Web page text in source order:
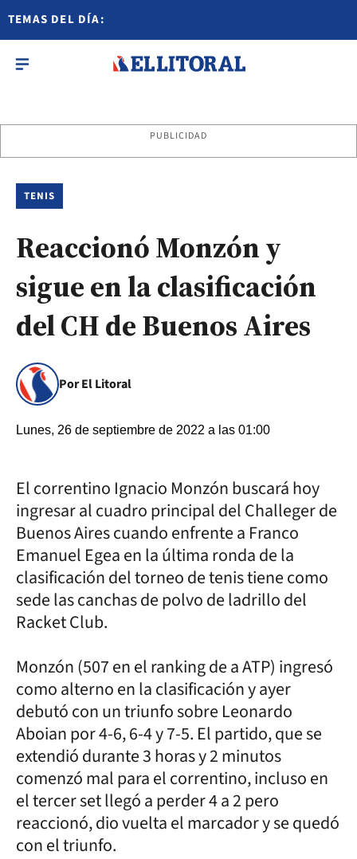
TEMAS DEL DÍA:
PUBLICIDAD
TENIS
Reaccionó Monzón y
sigue en la clasificación
del CH de Buenos Aires
Por El Litoral
Lunes, 26 de septiembre de 2022 a las 01:00
El correntino Ignacio Monzón buscará hoy
ingresar al cuadro principal del Challeger de
Buenos Aires cuando enfrente a Franco
Emanuel Egea en la última ronda de la
clasificación del torneo de tenis tiene como
sede las canchas de polvo de ladrillo del
Racket Club.
Monzón (507 en el ranking de a ATP) ingresó
como alterno en la clasificación y ayer
debutó con un triunfo sobre Leonardo
Aboian por 4-6, 6-4 y 7-5. El partido, que se
extendió durante 3 horas y 2 minutos
comenzó mal para el correntino, incluso en
el tercer set llegó a perder 4 a 2 pero
reaccionó, dio vuelta el marcador y se quedó
con el triunfo.